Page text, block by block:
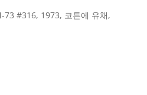
#316, 1973, 코튼에 유채,